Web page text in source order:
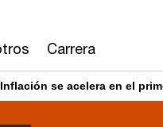
Carrera
Inflación se acelera en el